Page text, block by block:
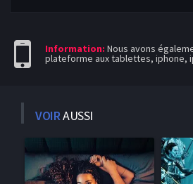
Information: Nous avons
plateforme aux tablettes, iphone,
VOIRAUSSI